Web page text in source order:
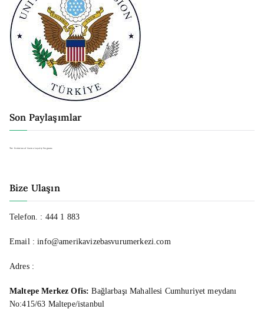
Son Paylaşımlar
The Evolution of Casino Loyalty Programs
Bize Ulaşın
Telefon. : 444 1 883
Email : info@amerikavizebasvurumerkezi.com
Adres :
Maltepe Merkez Ofis: Bağlarbaşı Mahallesi Cumhuriyet meydanı
No:415/63 Maltepe/istanbul